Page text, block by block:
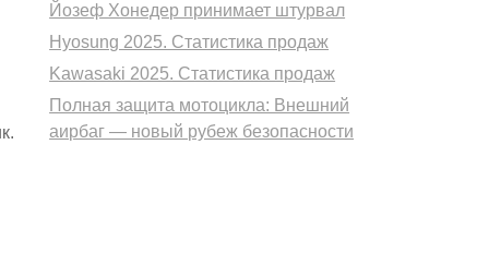
Йозеф Хонедер принимает штурвал
Hyosung 2025. Статистика продаж
Kawasaki 2025. Статистика продаж
Полная защита мотоцикла: Внешний
аирбаг — новый рубеж безопасности